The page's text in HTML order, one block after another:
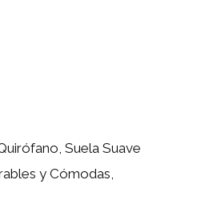
Suela Suave
y Cómodas,